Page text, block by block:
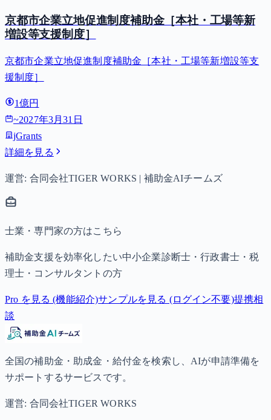
京都市企業立地促進制度補助金［本社・工場等新
増設等支援制度］
京都市企業立地促進制度補助金［本社・工場等新増設等支
援制度］
1億円
~2027年3月31日
jGrants
詳細を見る
運営: 合同会社TIGER WORKS | 補助金AIチームズ
士業・専門家の方はこちら
補助金支援を効率化したい中小企業診断士・行政書士・税
理士・コンサルタントの方
Pro を見る (機能紹介)サンプルを見る (ログイン不要)提携相
談
全国の補助金・助成金・給付金を検索し、AIが申請準備を
サポートするサービスです。
運営: 合同会社TIGER WORKS